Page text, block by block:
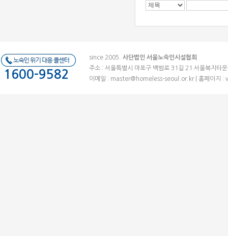
1600-9582
since 2005. 사단법인 서울노숙인시설협회
주소 : 서울특별시 마포구 백범로 31길 21 서울복지
이메일 : master@homeless-seoul.or.kr| 홈페이지 :